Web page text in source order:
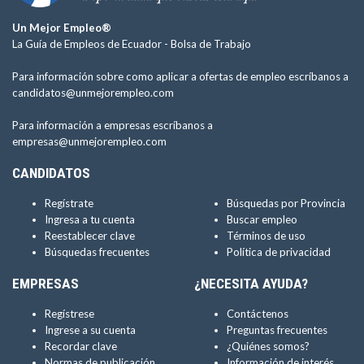
Un Mejor Empleo®
La Guía de Empleos de Ecuador - Bolsa de Trabajo
Para información sobre como aplicar a ofertas de empleo escríbanos a
candidatos@unmejorempleo.com
Para información a empresas escríbanos a
empresas@unmejorempleo.com
CANDIDATOS
Regístrate
Ingresa a tu cuenta
Reestablecer clave
Búsquedas frecuentes
Búsquedas por Provincia
Buscar empleo
Términos de uso
Política de privacidad
EMPRESAS
Regístrese
Ingrese a su cuenta
Recordar clave
¿NECESITA AYUDA?
Contáctenos
Preguntas frecuentes
¿Quiénes somos?